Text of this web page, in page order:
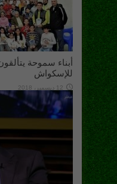
أبناء سموحة
للإسكواش
12 ديسمبر، 2018